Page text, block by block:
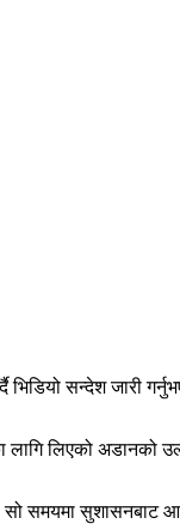
सन्देश जारी
लिएको अडानको
समयमा सुशासनबाट